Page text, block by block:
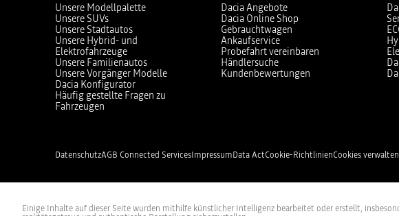
Unsere Modellpalette
Unsere SUVs
Unsere Stadtautos
Unsere Hybrid- und
Elektrofahrzeuge
Unsere Familienautos
Unsere Vorgänger Modelle
Dacia Konfigurator
Häufig gestellte Fragen zu
Fahrzeugen
Dacia Angebote
Dacia Online Shop
Gebrauchtwagen
Ankaufservice
Probefahrt vereinbaren
Händlersuche
Kundenbewertungen
DatenschutzAGB Connected ServicesImpressumData ActCookie-RichtlinienCookies verwalten
Einige Inhalte auf dieser Seite wurden mithilfe künstlicher Intelligenz bearbeitet oder erstellt,